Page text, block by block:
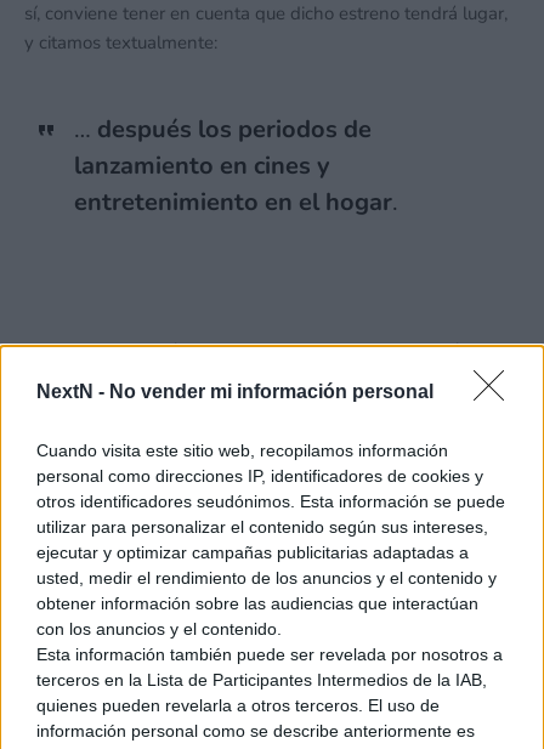
NextN - No vender mi información personal
Cuando visita este sitio web, recopilamos información
personal como direcciones IP, identificadores de cookies y
otros identificadores seudónimos. Esta información se puede
utilizar para personalizar el contenido según sus intereses,
ejecutar y optimizar campañas publicitarias adaptadas a
usted, medir el rendimiento de los anuncios y el contenido y
obtener información sobre las audiencias que interactúan
con los anuncios y el contenido.
Esta información también puede ser revelada por nosotros a
terceros en la Lista de Participantes Intermedios de la IAB,
quienes pueden revelarla a otros terceros. El uso de
información personal como se describe anteriormente es
sí, conviene tener en cuenta que dicho estreno tendrá lugar,
y citamos textualmente:
… después los periodos de
lanzamiento en cines y
entretenimiento en el hogar.
Por lo que, si queréis ser los primeros en verla, seguiréis
teniendo que acudir a vuestra sala de cine más cercana para
disfrutarla en primicia. Algo que, por otro lado, seguro que
será del gusto de los más cinéfilos.
Ver también
De cuando Nintendo pasó a llamarse
«intendo» temporalmente a causa del
tifón que pasó por Japón en 2018
26 mayo, 2026 0:49